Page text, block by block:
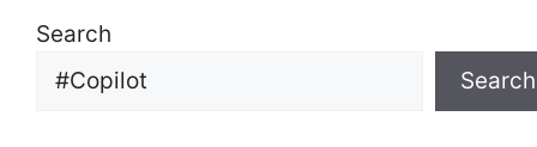
Search
Search